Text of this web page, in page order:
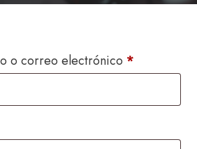
o correo electrónico *